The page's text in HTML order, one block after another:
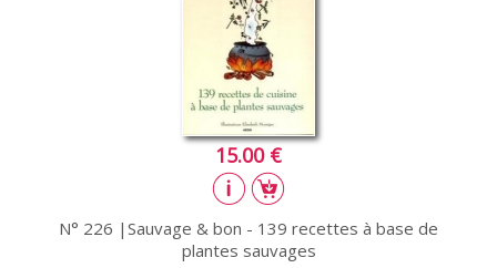
15.00 €
N° 226 |Sauvage & bon - 139 recettes à base de
plantes sauvages